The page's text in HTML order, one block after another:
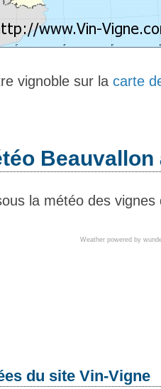
vignoble sur la carte
Beauvallon
la météo des
Weather powered by
du site Vin-Vigne